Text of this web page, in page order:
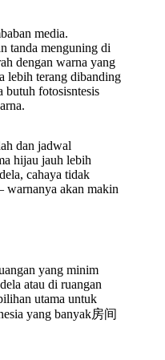
media.
tanda menguning di
dengan warna yang
lebih terang dibanding
butuh fotosisntesis
dan jadwal
hijau jauh lebih
cahaya tidak
akan makin
yang minim
atau di ruangan
utama untuk
yang banyak房间